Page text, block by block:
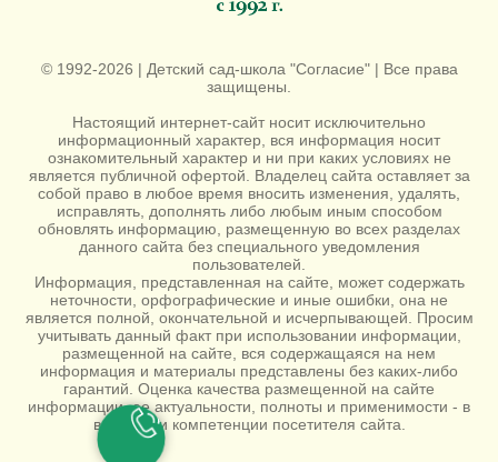
© 1992-2026 | Детский сад-школа "Согласие" | Все права
защищены.
Настоящий интернет-сайт носит исключительно
информационный характер, вся информация носит
ознакомительный характер и ни при каких условиях не
является публичной офертой. Владелец сайта оставляет за
собой право в любое время вносить изменения, удалять,
исправлять, дополнять либо любым иным способом
обновлять информацию, размещенную во всех разделах
данного сайта без специального уведомления
пользователей.
Информация, представленная на сайте, может содержать
неточности, орфографические и иные ошибки, она не
является полной, окончательной и исчерпывающей. Просим
учитывать данный факт при использовании информации,
размещенной на сайте, вся содержащаяся на нем
информация и материалы представлены без каких-либо
гарантий. Оценка качества размещенной на сайте
информации, ее актуальности, полноты и применимости - в
ведении и компетенции посетителя сайта.